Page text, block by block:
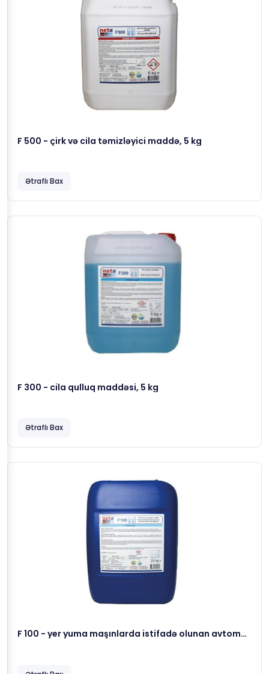
F 500 - çirk və cila təmizləyici maddə, 5 kg
Ətraflı Bax
F 300 - cila qulluq maddəsi, 5 kg
Ətraflı Bax
F 100 - yer yuma maşınlarda istifadə olunan avtomat